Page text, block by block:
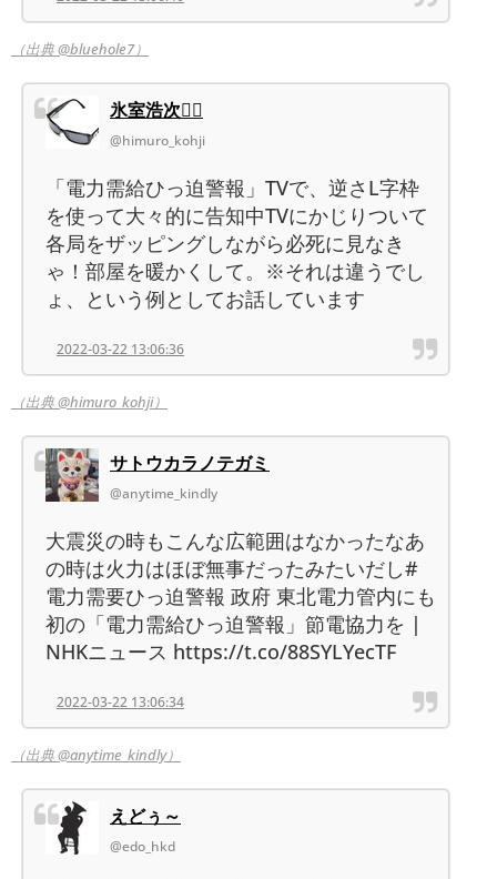
（出典 @bluehole7）
氷室浩次🏳️‍🌈
@himuro_kohji
「電力需給ひっ迫警報」TVで、逆さL字枠
を使って大々的に告知中TVにかじりついて
各局をザッピングしながら必死に見なき
ゃ！部屋を暖かくして。※それは違うでし
ょ、という例としてお話しています
2022-03-22 13:06:36
（出典 @himuro_kohji）
サトウカラノテガミ
@anytime_kindly
大震災の時もこんな広範囲はなかったなあ
の時は火力はほぼ無事だったみたいだし#
電力需要ひっ迫警報 政府 東北電力管内にも
初の「電力需給ひっ迫警報」節電協力を |
NHKニュース https://t.co/88SYLYecTF
2022-03-22 13:06:34
（出典 @anytime_kindly）
えどぅ～
@edo_hkd